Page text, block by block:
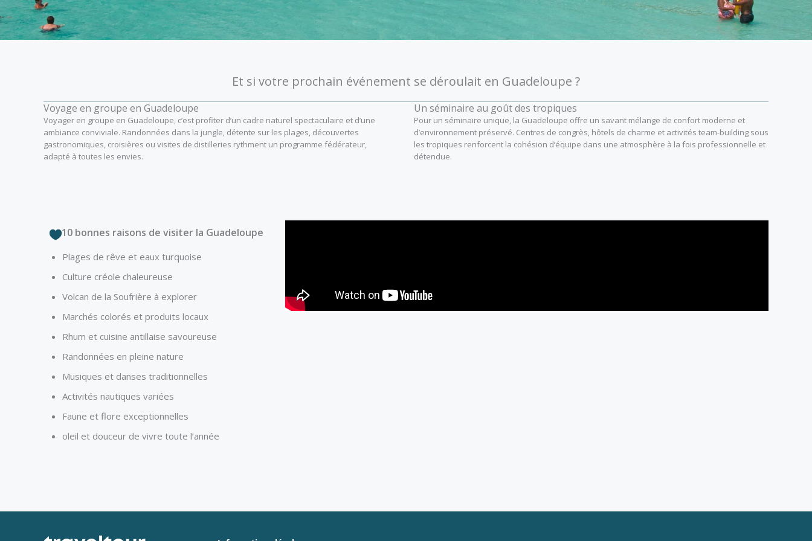
Et si votre prochain événement se déroulait en Guadeloupe ?
Voyage en groupe en Guadeloupe
Voyager en groupe en Guadeloupe, c’est profiter d’un cadre naturel spectaculaire et d’une
ambiance conviviale. Randonnées dans la jungle, détente sur les plages, découvertes
gastronomiques, croisières ou visites de distilleries rythment un programme fédérateur,
adapté à toutes les envies.
Un séminaire au goût des tropiques
Pour un séminaire unique, la Guadeloupe offre un savant mélange de confort moderne et
d’environnement préservé. Centres de congrès, hôtels de charme et activités team-building sous
les tropiques renforcent la cohésion d’équipe dans une atmosphère à la fois professionnelle et
détendue.
10 bonnes raisons de visiter la Guadeloupe
Plages de rêve et eaux turquoise
Culture créole chaleureuse
Volcan de la Soufrière à explorer
Marchés colorés et produits locaux
Rhum et cuisine antillaise savoureuse
Randonnées en pleine nature
Musiques et danses traditionnelles
Activités nautiques variées
Faune et flore exceptionnelles
oleil et douceur de vivre toute l’année